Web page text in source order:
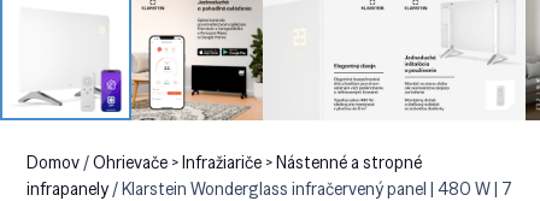
Domov/Ohrievače > Infražiariče > Nástenné a stropné
infrapanely/ Klarstein Wonderglass infračervený panel | 480 W | 7